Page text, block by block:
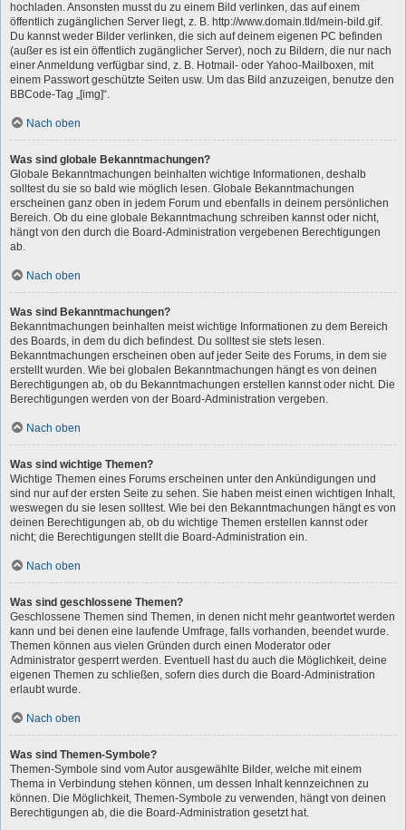
hochladen. Ansonsten musst du zu einem Bild verlinken, das auf einem
öffentlich zugänglichen Server liegt, z. B. http://www.domain.tld/mein-bild.gif.
Du kannst weder Bilder verlinken, die sich auf deinem eigenen PC befinden
(außer es ist ein öffentlich zugänglicher Server), noch zu Bildern, die nur nach
einer Anmeldung verfügbar sind, z. B. Hotmail- oder Yahoo-Mailboxen, mit
einem Passwort geschützte Seiten usw. Um das Bild anzuzeigen, benutze den
BBCode-Tag „[img]“.
Nach oben
Was sind globale Bekanntmachungen?
Globale Bekanntmachungen beinhalten wichtige Informationen, deshalb
solltest du sie so bald wie möglich lesen. Globale Bekanntmachungen
erscheinen ganz oben in jedem Forum und ebenfalls in deinem persönlichen
Bereich. Ob du eine globale Bekanntmachung schreiben kannst oder nicht,
hängt von den durch die Board-Administration vergebenen Berechtigungen
ab.
Nach oben
Was sind Bekanntmachungen?
Bekanntmachungen beinhalten meist wichtige Informationen zu dem Bereich
des Boards, in dem du dich befindest. Du solltest sie stets lesen.
Bekanntmachungen erscheinen oben auf jeder Seite des Forums, in dem sie
erstellt wurden. Wie bei globalen Bekanntmachungen hängt es von deinen
Berechtigungen ab, ob du Bekanntmachungen erstellen kannst oder nicht. Die
Berechtigungen werden von der Board-Administration vergeben.
Nach oben
Was sind wichtige Themen?
Wichtige Themen eines Forums erscheinen unter den Ankündigungen und
sind nur auf der ersten Seite zu sehen. Sie haben meist einen wichtigen Inhalt,
weswegen du sie lesen solltest. Wie bei den Bekanntmachungen hängt es von
deinen Berechtigungen ab, ob du wichtige Themen erstellen kannst oder
nicht; die Berechtigungen stellt die Board-Administration ein.
Nach oben
Was sind geschlossene Themen?
Geschlossene Themen sind Themen, in denen nicht mehr geantwortet werden
kann und bei denen eine laufende Umfrage, falls vorhanden, beendet wurde.
Themen können aus vielen Gründen durch einen Moderator oder
Administrator gesperrt werden. Eventuell hast du auch die Möglichkeit, deine
eigenen Themen zu schließen, sofern dies durch die Board-Administration
erlaubt wurde.
Nach oben
Was sind Themen-Symbole?
Themen-Symbole sind vom Autor ausgewählte Bilder, welche mit einem
Thema in Verbindung stehen können, um dessen Inhalt kennzeichnen zu
können. Die Möglichkeit, Themen-Symbole zu verwenden, hängt von deinen
Berechtigungen ab, die die Board-Administration gesetzt hat.